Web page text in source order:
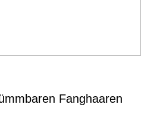
Fanghaaren